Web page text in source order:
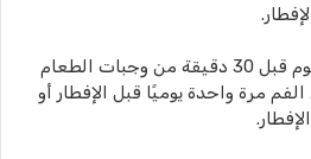
طريق الفم مرة واحدة يوميًا قبل الإفطار أو